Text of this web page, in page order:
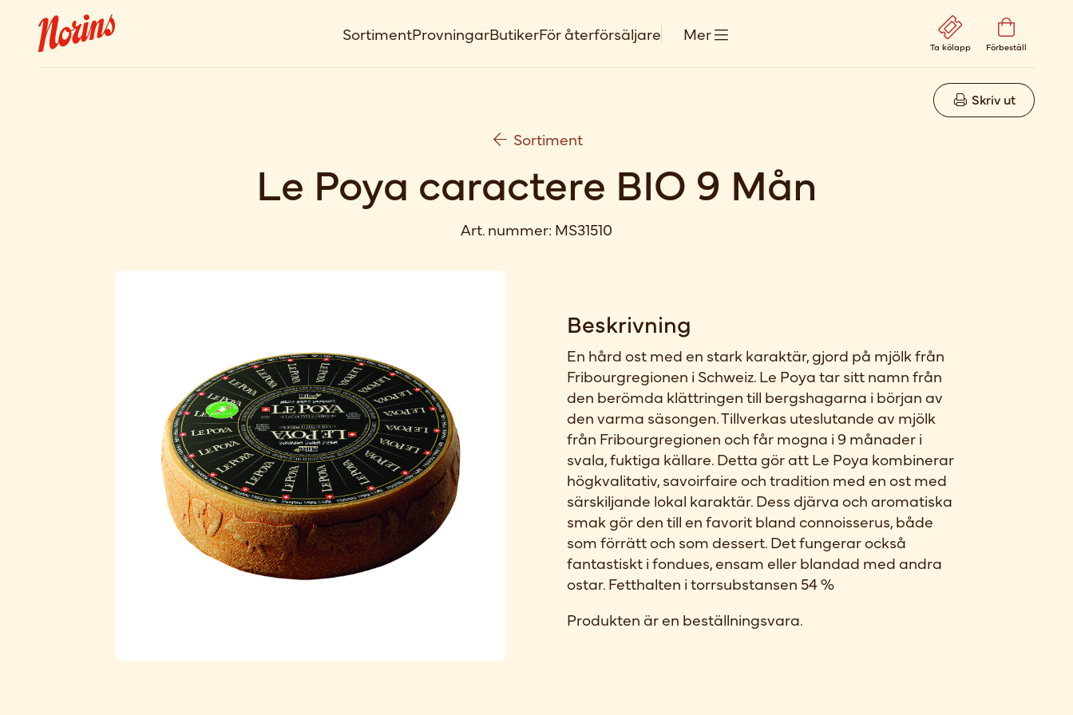
SortimentProvningarButikerFör återförsäljare Mer
Ta kölapp Förbeställ
Skriv ut
Sortiment
Le Poya caractere BIO 9 Mån
Art. nummer: MS31510
Beskrivning
En hård ost med en stark karaktär, gjord på mjölk från
Fribourgregionen i Schweiz. Le Poya tar sitt namn från
den berömda klättringen till bergshagarna i början av
den varma säsongen. Tillverkas uteslutande av mjölk
från Fribourgregionen och får mogna i 9 månader i
svala, fuktiga källare. Detta gör att Le Poya kombinerar
högkvalitativ, savoirfaire och tradition med en ost med
särskiljande lokal karaktär. Dess djärva och aromatiska
smak gör den till en favorit bland connoisserus, både
som förrätt och som dessert. Det fungerar också
fantastiskt i fondues, ensam eller blandad med andra
ostar. Fetthalten i torrsubstansen 54 %
Produkten är en beställningsvara.